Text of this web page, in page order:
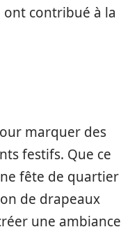
contribué à la
marquer des
festifs. Que ce
fête de quartier
de drapeaux
une ambiance